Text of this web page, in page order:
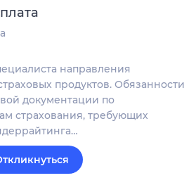
направления
продуктов. Обязанности
документации по
страхования, требующих